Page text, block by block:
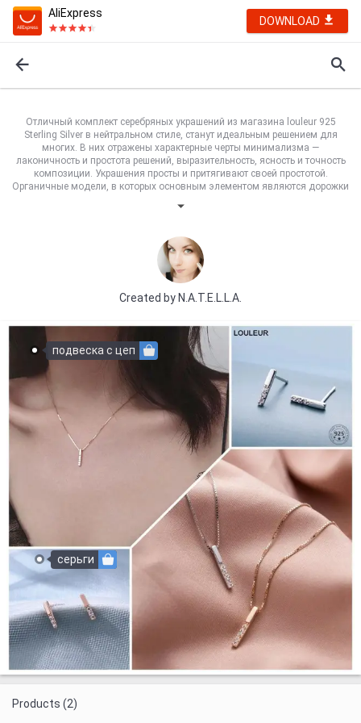
AliExpress
DOWNLOAD
Отличный комплект серебряных украшений из магазина louleur 925
Sterling Silver в нейтральном стиле, станут идеальным решением для
многих. В них отражены характерные черты минимализма —
лаконичность и простота решений, выразительность, ясность и точность
композиции. Украшения просты и притягивают своей простотой.
Органичные модели, в которых основным элементом являются дорожки
подарок на предстоящие праздники, женщина всегда рада украшению)
А на предновогодней распродаже 14-18 декабря эти и другие украшения
можно купить с приятной скидкой.
Created byN.A.T.E.L.L.A.
серьги
подвеска с цеп
Products (2)